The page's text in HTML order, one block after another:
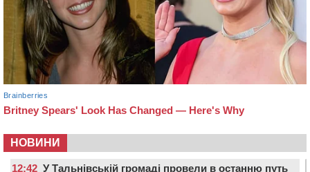
НОВИНИ
12:42 У Тальнівській громаді провели в останню путь